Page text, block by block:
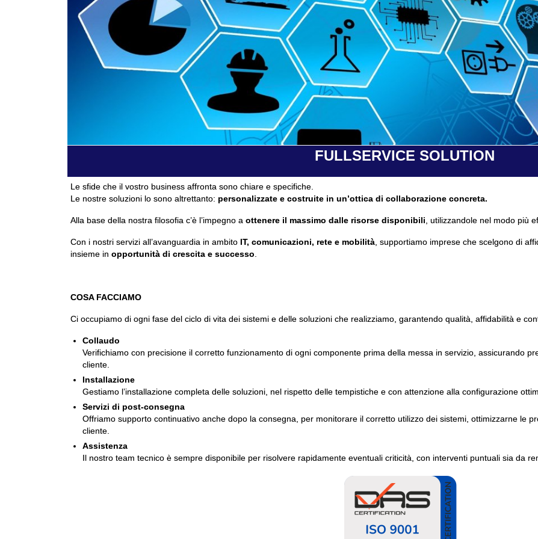
FULLSERVICE SOLUTION
Le sfide che il vostro business affronta sono chiare e specifiche.
Le nostre soluzioni lo sono altrettanto: personalizzate e costruite in un’ottica di collaborazione concreta.
Alla base della nostra filosofia c’è l’impegno a ottenere il massimo dalle risorse disponibili, utilizzandole nel modo più
Con i nostri servizi all’avanguardia in ambito IT, comunicazioni, rete e mobilità, supportiamo imprese che scelgono di
insieme in opportunità di crescita e successo.
COSA FACCIAMO
Ci occupiamo di ogni fase del ciclo di vita dei sistemi e delle soluzioni che realizziamo, garantendo qualità, affidabilità e
Collaudo
Verifichiamo con precisione il corretto funzionamento di ogni componente prima della messa in servizio, assicurando
cliente.
Installazione
Gestiamo l’installazione completa delle soluzioni, nel rispetto delle tempistiche e con attenzione alla configurazione
Servizi di post-consegna
Offriamo supporto continuativo anche dopo la consegna, per monitorare il corretto utilizzo dei sistemi, ottimizzarne le
cliente.
Assistenza
Il nostro team tecnico è sempre disponibile per risolvere rapidamente eventuali criticità, con interventi puntuali sia da